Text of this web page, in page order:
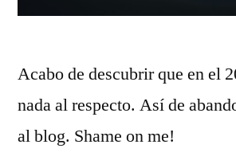
Acabo de descubrir que en el
nada al respecto. Así de
al blog. Shame on me!